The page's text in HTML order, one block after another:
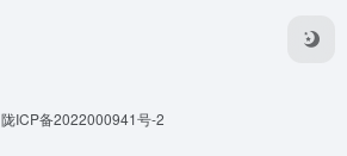
陇ICP备2022000941号-2